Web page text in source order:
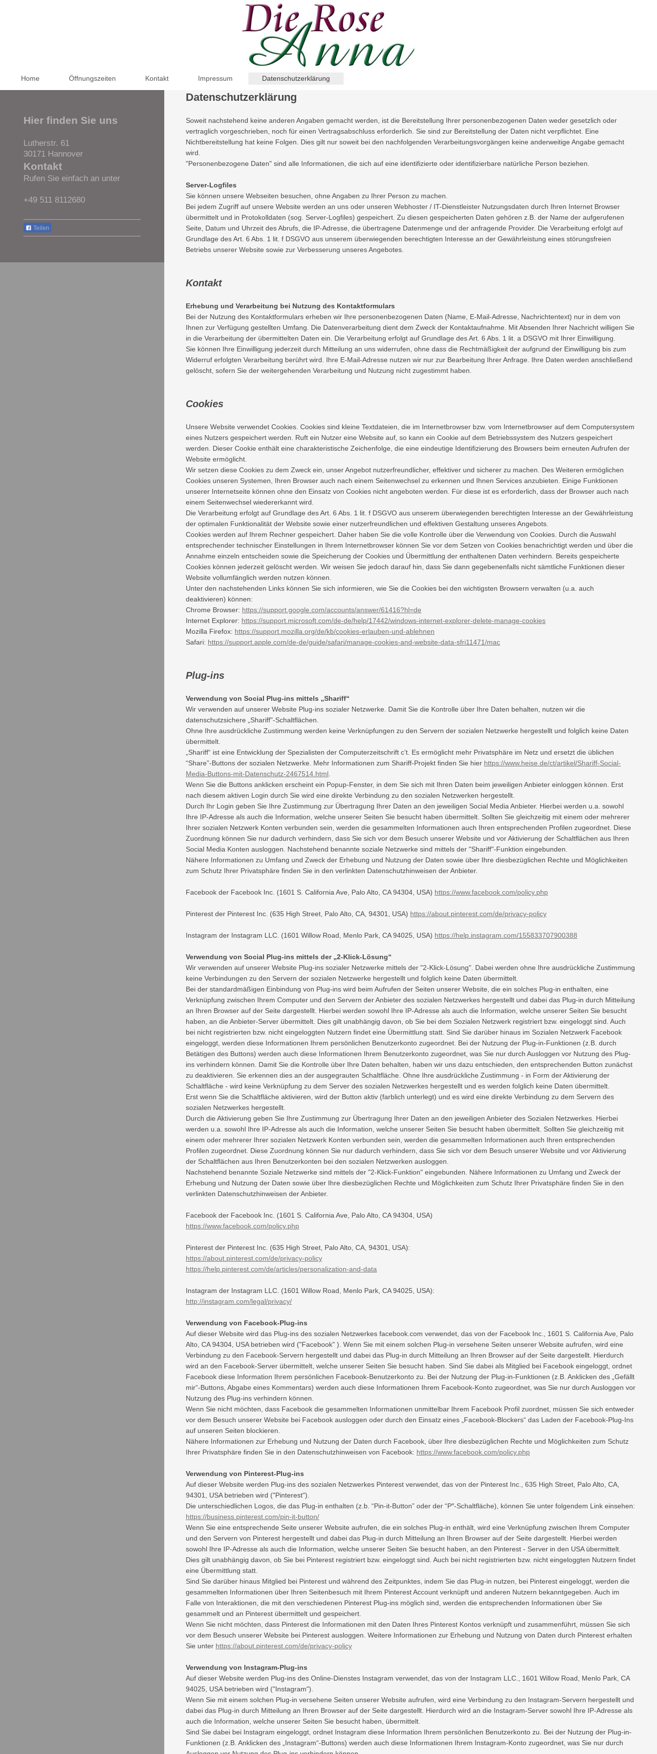
Home Öffnungszeiten Kontakt Impressum Datenschutzerklärung
Datenschutzerklärung
Soweit nachstehend keine anderen Angaben gemacht werden, ist die Bereitstellung Ihrer personenbezogenen Daten weder gesetzlich oder
vertraglich vorgeschrieben, noch für einen Vertragsabschluss erforderlich. Sie sind zur Bereitstellung der Daten nicht verpflichtet. Eine
Nichtbereitstellung hat keine Folgen. Dies gilt nur soweit bei den nachfolgenden Verarbeitungsvorgängen keine anderweitige Angabe gemacht
wird.
"Personenbezogene Daten" sind alle Informationen, die sich auf eine identifizierte oder identifizierbare natürliche Person beziehen.
Server-Logfiles
Sie können unsere Webseiten besuchen, ohne Angaben zu Ihrer Person zu machen.
Bei jedem Zugriff auf unsere Website werden an uns oder unseren Webhoster / IT-Dienstleister Nutzungsdaten durch Ihren Internet Browser
übermittelt und in Protokolldaten (sog. Server-Logfiles) gespeichert. Zu diesen gespeicherten Daten gehören z.B. der Name der aufgerufenen
Seite, Datum und Uhrzeit des Abrufs, die IP-Adresse, die übertragene Datenmenge und der anfragende Provider. Die Verarbeitung erfolgt auf
Grundlage des Art. 6 Abs. 1 lit. f DSGVO aus unserem überwiegenden berechtigten Interesse an der Gewährleistung eines störungsfreien
Betriebs unserer Website sowie zur Verbesserung unseres Angebotes.
Kontakt
Erhebung und Verarbeitung bei Nutzung des Kontaktformulars
Bei der Nutzung des Kontaktformulars erheben wir Ihre personenbezogenen Daten (Name, E-Mail-Adresse, Nachrichtentext) nur in dem von
Ihnen zur Verfügung gestellten Umfang. Die Datenverarbeitung dient dem Zweck der Kontaktaufnahme. Mit Absenden Ihrer Nachricht willigen Sie
in die Verarbeitung der übermittelten Daten ein. Die Verarbeitung erfolgt auf Grundlage des Art. 6 Abs. 1 lit. a DSGVO mit Ihrer Einwilligung.
Sie können Ihre Einwilligung jederzeit durch Mitteilung an uns widerrufen, ohne dass die Rechtmäßigkeit der aufgrund der Einwilligung bis zum
Widerruf erfolgten Verarbeitung berührt wird. Ihre E-Mail-Adresse nutzen wir nur zur Bearbeitung Ihrer Anfrage. Ihre Daten werden anschließend
gelöscht, sofern Sie der weitergehenden Verarbeitung und Nutzung nicht zugestimmt haben.
Cookies
Unsere Website verwendet Cookies. Cookies sind kleine Textdateien, die im Internetbrowser bzw. vom Internetbrowser auf dem Computersystem
eines Nutzers gespeichert werden. Ruft ein Nutzer eine Website auf, so kann ein Cookie auf dem Betriebssystem des Nutzers gespeichert
werden. Dieser Cookie enthält eine charakteristische Zeichenfolge, die eine eindeutige Identifizierung des Browsers beim erneuten Aufrufen der
Website ermöglicht.
Wir setzen diese Cookies zu dem Zweck ein, unser Angebot nutzerfreundlicher, effektiver und sicherer zu machen. Des Weiteren ermöglichen
Cookies unseren Systemen, Ihren Browser auch nach einem Seitenwechsel zu erkennen und Ihnen Services anzubieten. Einige Funktionen
unserer Internetseite können ohne den Einsatz von Cookies nicht angeboten werden. Für diese ist es erforderlich, dass der Browser auch nach
einem Seitenwechsel wiedererkannt wird.
Die Verarbeitung erfolgt auf Grundlage des Art. 6 Abs. 1 lit. f DSGVO aus unserem überwiegenden berechtigten Interesse an der Gewährleistung
der optimalen Funktionalität der Website sowie einer nutzerfreundlichen und effektiven Gestaltung unseres Angebots.
Cookies werden auf Ihrem Rechner gespeichert. Daher haben Sie die volle Kontrolle über die Verwendung von Cookies. Durch die Auswahl
entsprechender technischer Einstellungen in Ihrem Internetbrowser können Sie vor dem Setzen von Cookies benachrichtigt werden und über die
Annahme einzeln entscheiden sowie die Speicherung der Cookies und Übermittlung der enthaltenen Daten verhindern. Bereits gespeicherte
Cookies können jederzeit gelöscht werden. Wir weisen Sie jedoch darauf hin, dass Sie dann gegebenenfalls nicht sämtliche Funktionen dieser
Website vollumfänglich werden nutzen können.
Unter den nachstehenden Links können Sie sich informieren, wie Sie die Cookies bei den wichtigsten Browsern verwalten (u.a. auch
deaktivieren) können:
Chrome Browser: https://support.google.com/accounts/answer/61416?hl=de
Internet Explorer: https://support.microsoft.com/de-de/help/17442/windows-internet-explorer-delete-manage-cookies
Mozilla Firefox: https://support.mozilla.org/de/kb/cookies-erlauben-und-ablehnen
Safari: https://support.apple.com/de-de/guide/safari/manage-cookies-and-website-data-sfri11471/mac
Plug-ins
Verwendung von Social Plug-ins mittels „Shariff“
Wir verwenden auf unserer Website Plug-ins sozialer Netzwerke. Damit Sie die Kontrolle über Ihre Daten behalten, nutzen wir die
datenschutzsichere „Shariff"-Schaltflächen.
Ohne Ihre ausdrückliche Zustimmung werden keine Verknüpfungen zu den Servern der sozialen Netzwerke hergestellt und folglich keine Daten
übermittelt.
„Shariff“ ist eine Entwicklung der Spezialisten der Computerzeitschrift c’t. Es ermöglicht mehr Privatsphäre im Netz und ersetzt die üblichen
“Share”-Buttons der sozialen Netzwerke. Mehr Informationen zum Shariff-Projekt finden Sie hier https://www.heise.de/ct/artikel/Shariff-Social-
Media-Buttons-mit-Datenschutz-2467514.html
Wenn Sie die Buttons anklicken erscheint ein Popup-Fenster, in dem Sie sich mit Ihren Daten beim jeweiligen Anbieter einloggen können. Erst
nach diesem aktiven Login durch Sie wird eine direkte Verbindung zu den sozialen Netzwerken hergestellt.
Durch Ihr Login geben Sie Ihre Zustimmung zur Übertragung Ihrer Daten an den jeweiligen Social Media Anbieter. Hierbei werden u.a. sowohl
Ihre IP-Adresse als auch die Information, welche unserer Seiten Sie besucht haben übermittelt. Sollten Sie gleichzeitig mit einem oder mehrerer
Ihrer sozialen Netzwerk Konten verbunden sein, werden die gesammelten Informationen auch Ihren entsprechenden Profilen zugeordnet. Diese
Zuordnung können Sie nur dadurch verhindern, dass Sie sich vor dem Besuch unserer Website und vor Aktivierung der Schaltflächen aus Ihren
Social Media Konten ausloggen. Nachstehend benannte soziale Netzwerke sind mittels der "Shariff"-Funktion eingebunden.
Nähere Informationen zu Umfang und Zweck der Erhebung und Nutzung der Daten sowie über Ihre diesbezüglichen Rechte und Möglichkeiten
zum Schutz Ihrer Privatsphäre finden Sie in den verlinkten Datenschutzhinweisen der Anbieter.
Facebook der Facebook Inc. (1601 S. California Ave, Palo Alto, CA 94304, USA) https://www.facebook.com/policy.php
Pinterest der Pinterest Inc. (635 High Street, Palo Alto, CA, 94301, USA) https://about.pinterest.com/de/privacy-policy
Instagram der Instagram LLC. (1601 Willow Road, Menlo Park, CA 94025, USA) https://help.instagram.com/155833707900388
Verwendung von Social Plug-ins mittels der „2-Klick-Lösung“
Wir verwenden auf unserer Website Plug-ins sozialer Netzwerke mittels der "2-Klick-Lösung". Dabei werden ohne Ihre ausdrückliche Zustimmung
keine Verbindungen zu den Servern der sozialen Netzwerke hergestellt und folglich keine Daten übermittelt.
Bei der standardmäßigen Einbindung von Plug-ins wird beim Aufrufen der Seiten unserer Website, die ein solches Plug-in enthalten, eine
Verknüpfung zwischen Ihrem Computer und den Servern der Anbieter des sozialen Netzwerkes hergestellt und dabei das Plug-in durch Mitteilung
an Ihren Browser auf der Seite dargestellt. Hierbei werden sowohl Ihre IP-Adresse als auch die Information, welche unserer Seiten Sie besucht
haben, an die Anbieter-Server übermittelt. Dies gilt unabhängig davon, ob Sie bei dem Sozialen Netzwerk registriert bzw. eingeloggt sind. Auch
bei nicht registrierten bzw. nicht eingeloggten Nutzern findet eine Übermittlung statt. Sind Sie darüber hinaus im Sozialen Netzwerk Facebook
eingeloggt, werden diese Informationen Ihrem persönlichen Benutzerkonto zugeordnet. Bei der Nutzung der Plug-in-Funktionen (z.B. durch
Betätigen des Buttons) werden auch diese Informationen Ihrem Benutzerkonto zugeordnet, was Sie nur durch Ausloggen vor Nutzung des Plug-
ins verhindern können. Damit Sie die Kontrolle über Ihre Daten behalten, haben wir uns dazu entschieden, den entsprechenden Button zunächst
zu deaktivieren. Sie erkennen dies an der ausgegrauten Schaltfläche. Ohne Ihre ausdrückliche Zustimmung - in Form der Aktivierung der
Schaltfläche - wird keine Verknüpfung zu dem Server des sozialen Netzwerkes hergestellt und es werden folglich keine Daten übermittelt.
Erst wenn Sie die Schaltfläche aktivieren, wird der Button aktiv (farblich unterlegt) und es wird eine direkte Verbindung zu dem Servern des
sozialen Netzwerkes hergestellt.
Durch die Aktivierung geben Sie Ihre Zustimmung zur Übertragung Ihrer Daten an den jeweiligen Anbieter des Sozialen Netzwerkes. Hierbei
werden u.a. sowohl Ihre IP-Adresse als auch die Information, welche unserer Seiten Sie besucht haben übermittelt. Sollten Sie gleichzeitig mit
einem oder mehrerer Ihrer sozialen Netzwerk Konten verbunden sein, werden die gesammelten Informationen auch Ihren entsprechenden
Profilen zugeordnet. Diese Zuordnung können Sie nur dadurch verhindern, dass Sie sich vor dem Besuch unserer Website und vor Aktivierung
der Schaltflächen aus Ihren Benutzerkonten bei den sozialen Netzwerken ausloggen.
Nachstehend benannte Soziale Netzwerke sind mittels der "2-Klick-Funktion" eingebunden. Nähere Informationen zu Umfang und Zweck der
Erhebung und Nutzung der Daten sowie über Ihre diesbezüglichen Rechte und Möglichkeiten zum Schutz Ihrer Privatsphäre finden Sie in den
verlinkten Datenschutzhinweisen der Anbieter.
Facebook der Facebook Inc. (1601 S. California Ave, Palo Alto, CA 94304, USA)
https://www.facebook.com/policy.php
Pinterest der Pinterest Inc. (635 High Street, Palo Alto, CA, 94301, USA):
https://about.pinterest.com/de/privacy-policy
https://help.pinterest.com/de/articles/personalization-and-data
Instagram der Instagram LLC. (1601 Willow Road, Menlo Park, CA 94025, USA):
http://instagram.com/legal/privacy/
Verwendung von Facebook-Plug-ins
Auf dieser Website wird das Plug-ins des sozialen Netzwerkes facebook.com verwendet, das von der Facebook Inc., 1601 S. California Ave, Palo
Alto, CA 94304, USA betrieben wird ("Facebook" ). Wenn Sie mit einem solchen Plug-in versehene Seiten unserer Website aufrufen, wird eine
Verbindung zu den Facebook-Servern hergestellt und dabei das Plug-in durch Mitteilung an Ihren Browser auf der Seite dargestellt. Hierdurch
wird an den Facebook-Server übermittelt, welche unserer Seiten Sie besucht haben. Sind Sie dabei als Mitglied bei Facebook eingeloggt, ordnet
Facebook diese Information Ihrem persönlichen Facebook-Benutzerkonto zu. Bei der Nutzung der Plug-in-Funktionen (z.B. Anklicken des „Gefällt
mir“-Buttons, Abgabe eines Kommentars) werden auch diese Informationen Ihrem Facebook-Konto zugeordnet, was Sie nur durch Ausloggen vor
Nutzung des Plug-ins verhindern können.
Wenn Sie nicht möchten, dass Facebook die gesammelten Informationen unmittelbar Ihrem Facebook Profil zuordnet, müssen Sie sich entweder
vor dem Besuch unserer Website bei Facebook ausloggen oder durch den Einsatz eines „Facebook-Blockers“ das Laden der Facebook-Plug-Ins
auf unseren Seiten blockieren.
Nähere Informationen zur Erhebung und Nutzung der Daten durch Facebook, über Ihre diesbezüglichen Rechte und Möglichkeiten zum Schutz
Ihrer Privatsphäre finden Sie in den Datenschutzhinweisen von Facebook: https://www.facebook.com/policy.php
Verwendung von Pinterest-Plug-ins
Auf dieser Website werden Plug-ins des sozialen Netzwerkes Pinterest verwendet, das von der Pinterest Inc., 635 High Street, Palo Alto, CA,
94301, USA betrieben wird ("Pinterest").
Die unterschiedlichen Logos, die das Plug-in enthalten (z.b. “Pin-it-Button” oder der “P″-Schaltfläche), können Sie unter folgendem Link einsehen:
https://business.pinterest.com/pin-it-button/
Wenn Sie eine entsprechende Seite unserer Website aufrufen, die ein solches Plug-in enthält, wird eine Verknüpfung zwischen Ihrem Computer
und den Servern von Pinterest hergestellt und dabei das Plug-in durch Mitteilung an Ihren Browser auf der Seite dargestellt. Hierbei werden
sowohl Ihre IP-Adresse als auch die Information, welche unserer Seiten Sie besucht haben, an den Pinterest - Server in den USA übermittelt.
Dies gilt unabhängig davon, ob Sie bei Pinterest registriert bzw. eingeloggt sind. Auch bei nicht registrierten bzw. nicht eingeloggten Nutzern findet
eine Übermittlung statt.
Sind Sie darüber hinaus Mitglied bei Pinterest und während des Zeitpunktes, indem Sie das Plug-in nutzen, bei Pinterest eingeloggt, werden die
gesammelten Informationen über Ihren Seitenbesuch mit Ihrem Pinterest Account verknüpft und anderen Nutzern bekanntgegeben. Auch im
Falle von Interaktionen, die mit den verschiedenen Pinterest Plug-ins möglich sind, werden die entsprechenden Informationen über Sie
gesammelt und an Pinterest übermittelt und gespeichert.
Wenn Sie nicht möchten, dass Pinterest die Informationen mit den Daten Ihres Pinterest Kontos verknüpft und zusammenführt, müssen Sie sich
vor dem Besuch unserer Website bei Pinterest ausloggen. Weitere Informationen zur Erhebung und Nutzung von Daten durch Pinterest erhalten
Sie unter https://about.pinterest.com/de/privacy-policy
Verwendung von Instagram-Plug-ins
Auf dieser Website werden Plug-ins des Online-Dienstes Instagram verwendet, das von der Instagram LLC., 1601 Willow Road, Menlo Park, CA
94025, USA betrieben wird ("Instagram").
Wenn Sie mit einem solchen Plug-in versehene Seiten unserer Website aufrufen, wird eine Verbindung zu den Instagram-Servern hergestellt und
dabei das Plug-in durch Mitteilung an Ihren Browser auf der Seite dargestellt. Hierdurch wird an die Instagram-Server sowohl Ihre IP-Adresse als
auch die Information, welche unserer Seiten Sie besucht haben, übermittelt.
Sind Sie dabei bei Instagram eingeloggt, ordnet Instagram diese Information Ihrem persönlichen Benutzerkonto zu. Bei der Nutzung der Plug-in-
Funktionen (z.B. Anklicken des „Instagram“-Buttons) werden auch diese Informationen Ihrem Instagram-Konto zugeordnet, was Sie nur durch
Hier finden Sie uns
Lutherstr. 61
30171 Hannover
Kontakt
Rufen Sie einfach an unter
+49 511 8112680
Teilen